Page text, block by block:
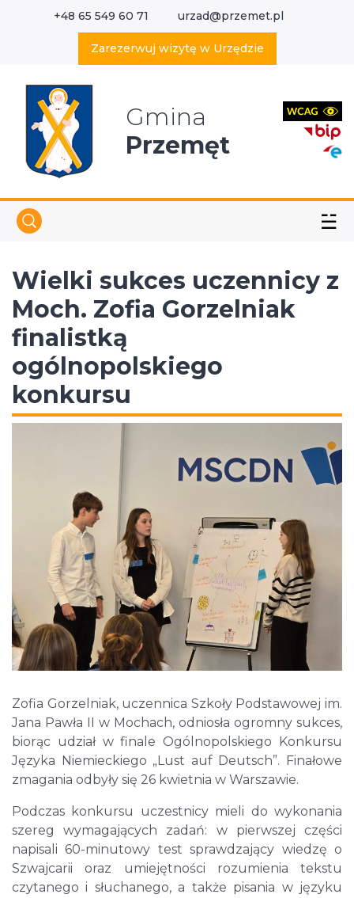
+48 65 549 60 71 urzad@przemet.pl
Zarezerwuj wizytę w Urzędzie
Gmina
Przemęt
☱
Wielki sukces uczennicy z
Moch. Zofia Gorzelniak
finalistką
ogólnopolskiego
konkursu
Zofia Gorzelniak, uczennica Szkoły Podstawowej im.
Jana Pawła II w Mochach, odniosła ogromny sukces,
biorąc udział w finale Ogólnopolskiego Konkursu
Języka Niemieckiego „Lust auf Deutsch”. Finałowe
zmagania odbyły się 26 kwietnia w Warszawie.
Podczas konkursu uczestnicy mieli do wykonania
szereg wymagających zadań: w pierwszej części
napisali 60-minutowy test sprawdzający wiedzę o
Szwajcarii oraz umiejętności rozumienia tekstu
czytanego i słuchanego, a także pisania w języku
Wyszukaj w serwisie